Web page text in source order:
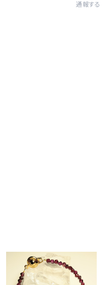
通報する